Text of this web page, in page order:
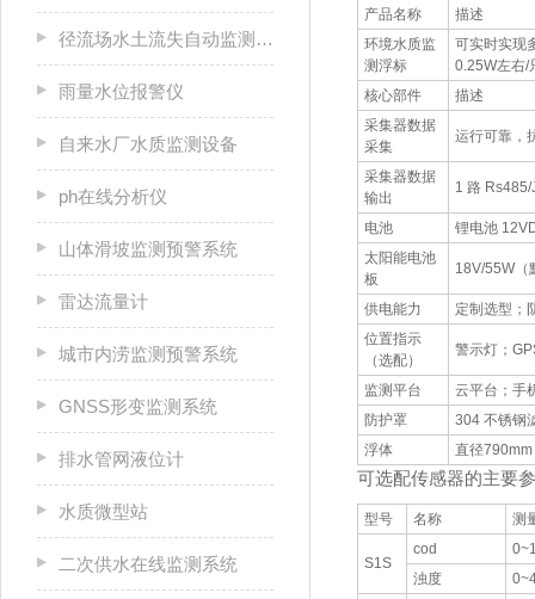
径流场水土流失自动监测系统
雨量水位报警仪
自来水厂水质监测设备
ph在线分析仪
山体滑坡监测预警系统
雷达流量计
城市内涝监测预警系统
GNSS形变监测系统
排水管网液位计
水质微型站
二次供水在线监测系统
产品名称
描述
环境水质监
测浮标
可实时实现
0.25W左右/
核心部件
描述
采集器数据
采集
运行可靠，
采集器数据
输出
1 路
电池
锂电池
太阳能电池
板
18V/55W（
供电能力
定制选型；
位置指示
（选配）
警示灯；
监测平台
云平台；手
防护罩
304 不锈钢
浮体
直径
可选配传感器的主要
型号 名称 测
S1S
cod
浊度